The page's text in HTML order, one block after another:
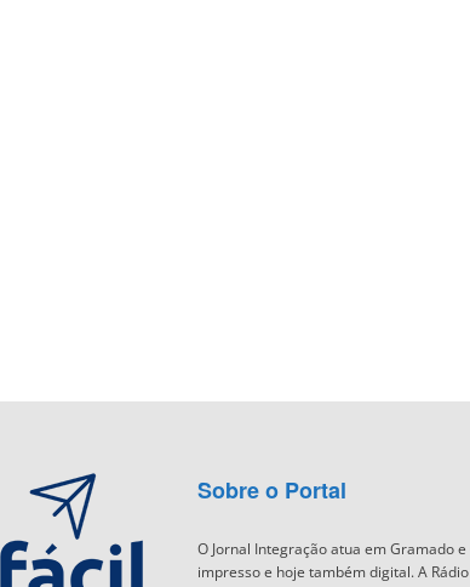
Sobre o Portal
O Jornal Integração atua em Gramado
impresso e hoje também digital. A